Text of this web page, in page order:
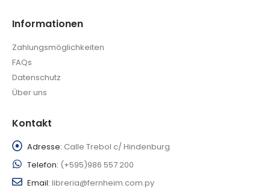
Informationen
Zahlungsmöglichkeiten
FAQs
Datenschutz
Über uns
Kontakt
Adresse: Calle Trebol c/ Hindenburg
Telefon: (+595)986 557 200
Email: libreria@fernheim.com.py